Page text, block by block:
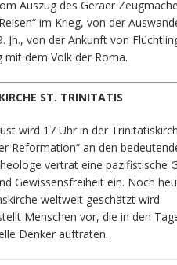
Auszug des Geraer
im Krieg, von der
Jh., von der Ankunft von
mit dem Volk der Roma.
ST. TRINITATIS
wird 17 Uhr in der
Reformation“ an den
vertrat eine pazifistische
Gewissensfreiheit ein. Noch
weltweit geschätzt wird.
Menschen vor, die in den
Denker auftraten.